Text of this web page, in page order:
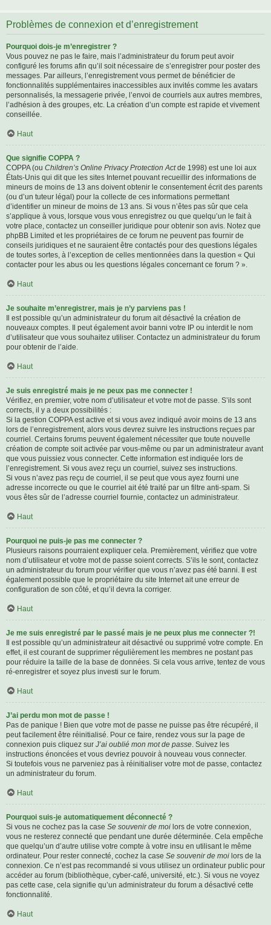
Problèmes de connexion et d’enregistrement
Pourquoi dois-je m’enregistrer ?
Vous pouvez ne pas le faire, mais l’administrateur du forum peut avoir
configuré les forums afin qu’il soit nécessaire de s’enregistrer pour poster des
messages. Par ailleurs, l’enregistrement vous permet de bénéficier de
fonctionnalités supplémentaires inaccessibles aux invités comme les avatars
personnalisés, la messagerie privée, l’envoi de courriels aux autres membres,
l’adhésion à des groupes, etc. La création d’un compte est rapide et vivement
conseillée.
Haut
Que signifie COPPA ?
COPPA (ou Children’s Online Privacy Protection Actde 1998) est une loi aux
États-Unis qui dit que les sites Internet pouvant recueillir des informations de
mineurs de moins de 13 ans doivent obtenir le consentement écrit des parents
(ou d’un tuteur légal) pour la collecte de ces informations permettant
d’identifier un mineur de moins de 13 ans. Si vous n’êtes pas sûr que cela
s’applique à vous, lorsque vous vous enregistrez ou que quelqu’un le fait à
votre place, contactez un conseiller juridique pour obtenir son avis. Notez que
phpBB Limited et les propriétaires de ce forum ne peuvent pas fournir de
conseils juridiques et ne sauraient être contactés pour des questions légales
de toutes sortes, à l’exception de celles mentionnées dans la question « Qui
contacter pour les abus ou les questions légales concernant ce forum ? ».
Haut
Je souhaite m’enregistrer, mais je n’y parviens pas !
Il est possible qu’un administrateur du forum ait désactivé la création de
nouveaux comptes. Il peut également avoir banni votre IP ou interdit le nom
d’utilisateur que vous souhaitez utiliser. Contactez un administrateur du forum
pour obtenir de l’aide.
Haut
Je suis enregistré mais je ne peux pas me connecter !
Vérifiez, en premier, votre nom d’utilisateur et votre mot de passe. S’ils sont
corrects, il y a deux possibilités :
Si la gestion COPPA est active et si vous avez indiqué avoir moins de 13 ans
lors de l’enregistrement, alors vous devrez suivre les instructions reçues par
courriel. Certains forums peuvent également nécessiter que toute nouvelle
création de compte soit activée par vous-même ou par un administrateur avant
que vous puissiez vous connecter. Cette information est indiquée lors de
l’enregistrement. Si vous avez reçu un courriel, suivez ses instructions.
Si vous n’avez pas reçu de courriel, il se peut que vous ayez fourni une
adresse incorrecte ou que le courriel ait été traité par un filtre anti-spam. Si
vous êtes sûr de l’adresse courriel fournie, contactez un administrateur.
Haut
Pourquoi ne puis-je pas me connecter ?
Plusieurs raisons pourraient expliquer cela. Premièrement, vérifiez que votre
nom d’utilisateur et votre mot de passe soient corrects. S’ils le sont, contactez
un administrateur du forum pour vérifier que vous n’avez pas été banni. Il est
également possible que le propriétaire du site Internet ait une erreur de
configuration de son côté, et qu’il devra la corriger.
Haut
Je me suis enregistré par le passé mais je ne peux plus me connecter ?!
Il est possible qu’un administrateur ait désactivé ou supprimé votre compte. En
effet, il est courant de supprimer régulièrement les membres ne postant pas
pour réduire la taille de la base de données. Si cela vous arrive, tentez de vous
ré-enregistrer et soyez plus investi sur le forum.
Haut
J’ai perdu mon mot de passe !
Pas de panique ! Bien que votre mot de passe ne puisse pas être récupéré, il
peut facilement être réinitialisé. Pour ce faire, rendez vous sur la page de
connexion puis cliquez sur J’ai oublié mon mot de passe. Suivez les
instructions énoncées et vous devriez pouvoir à nouveau vous connecter.
Si toutefois vous ne parveniez pas à réinitialiser votre mot de passe, contactez
un administrateur du forum.
Haut
Pourquoi suis-je automatiquement déconnecté ?
Si vous ne cochez pas la case Se souvenir de moi lors de votre connexion,
vous ne resterez connecté que pendant une durée déterminée. Cela empêche
que quelqu’un d’autre utilise votre compte à votre insu en utilisant le même
ordinateur. Pour rester connecté, cochez la case Se souvenir de moi lors de la
connexion. Ce n’est pas recommandé si vous utilisez un ordinateur public pour
accéder au forum (bibliothèque, cyber-café, université, etc.). Si vous ne voyez
pas cette case, cela signifie qu’un administrateur du forum a désactivé cette
fonctionnalité.
Haut